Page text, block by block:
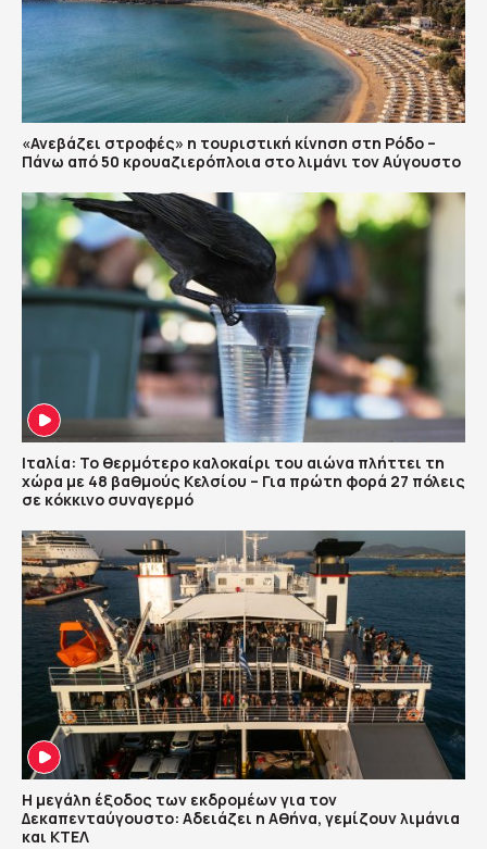
«Ανεβάζει στροφές» η τουριστική κίνηση στη Ρόδο –
Πάνω από 50 κρουαζιερόπλοια στο λιμάνι τον Αύγουστο
Ιταλία: Το θερμότερο καλοκαίρι του αιώνα πλήττει τη
χώρα με 48 βαθμούς Κελσίου – Για πρώτη φορά 27 πόλεις
σε κόκκινο συναγερμό
Η μεγάλη έξοδος των εκδρομέων για τον
Δεκαπενταύγουστο: Αδειάζει η Αθήνα, γεμίζουν λιμάνια
και ΚΤΕΛ